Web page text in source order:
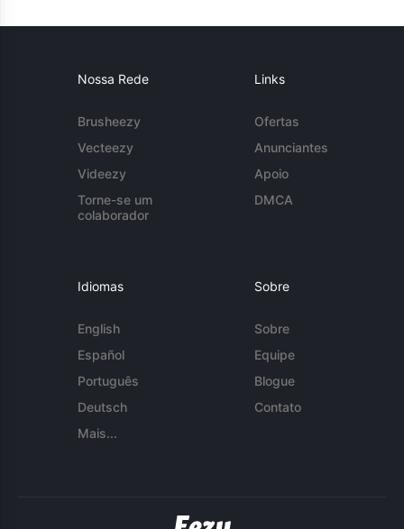
Nossa Rede
Brusheezy
Vecteezy
Videezy
Torne-se um
colaborador
Links
Ofertas
Anunciantes
Apoio
DMCA
Idiomas
English
Español
Português
Deutsch
Mais...
Sobre
Sobre
Equipe
Blogue
Contato